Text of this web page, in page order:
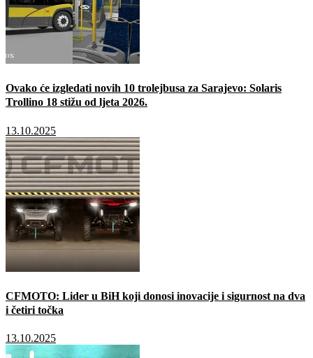
Ovako će izgledati novih 10 trolejbusa za Sarajevo: Solaris
Trollino 18 stižu od ljeta 2026.
13.10.2025
CFMOTO: Lider u BiH koji donosi inovacije i sigurnost na dva
i četiri točka
13.10.2025